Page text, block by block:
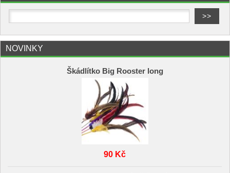
NOVINKY
Škádlítko Big Rooster long
90 Kč